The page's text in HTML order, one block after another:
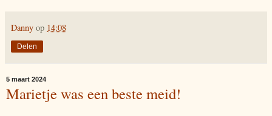
Danny op 14:08
Delen
5 maart 2024
Marietje was een beste meid!